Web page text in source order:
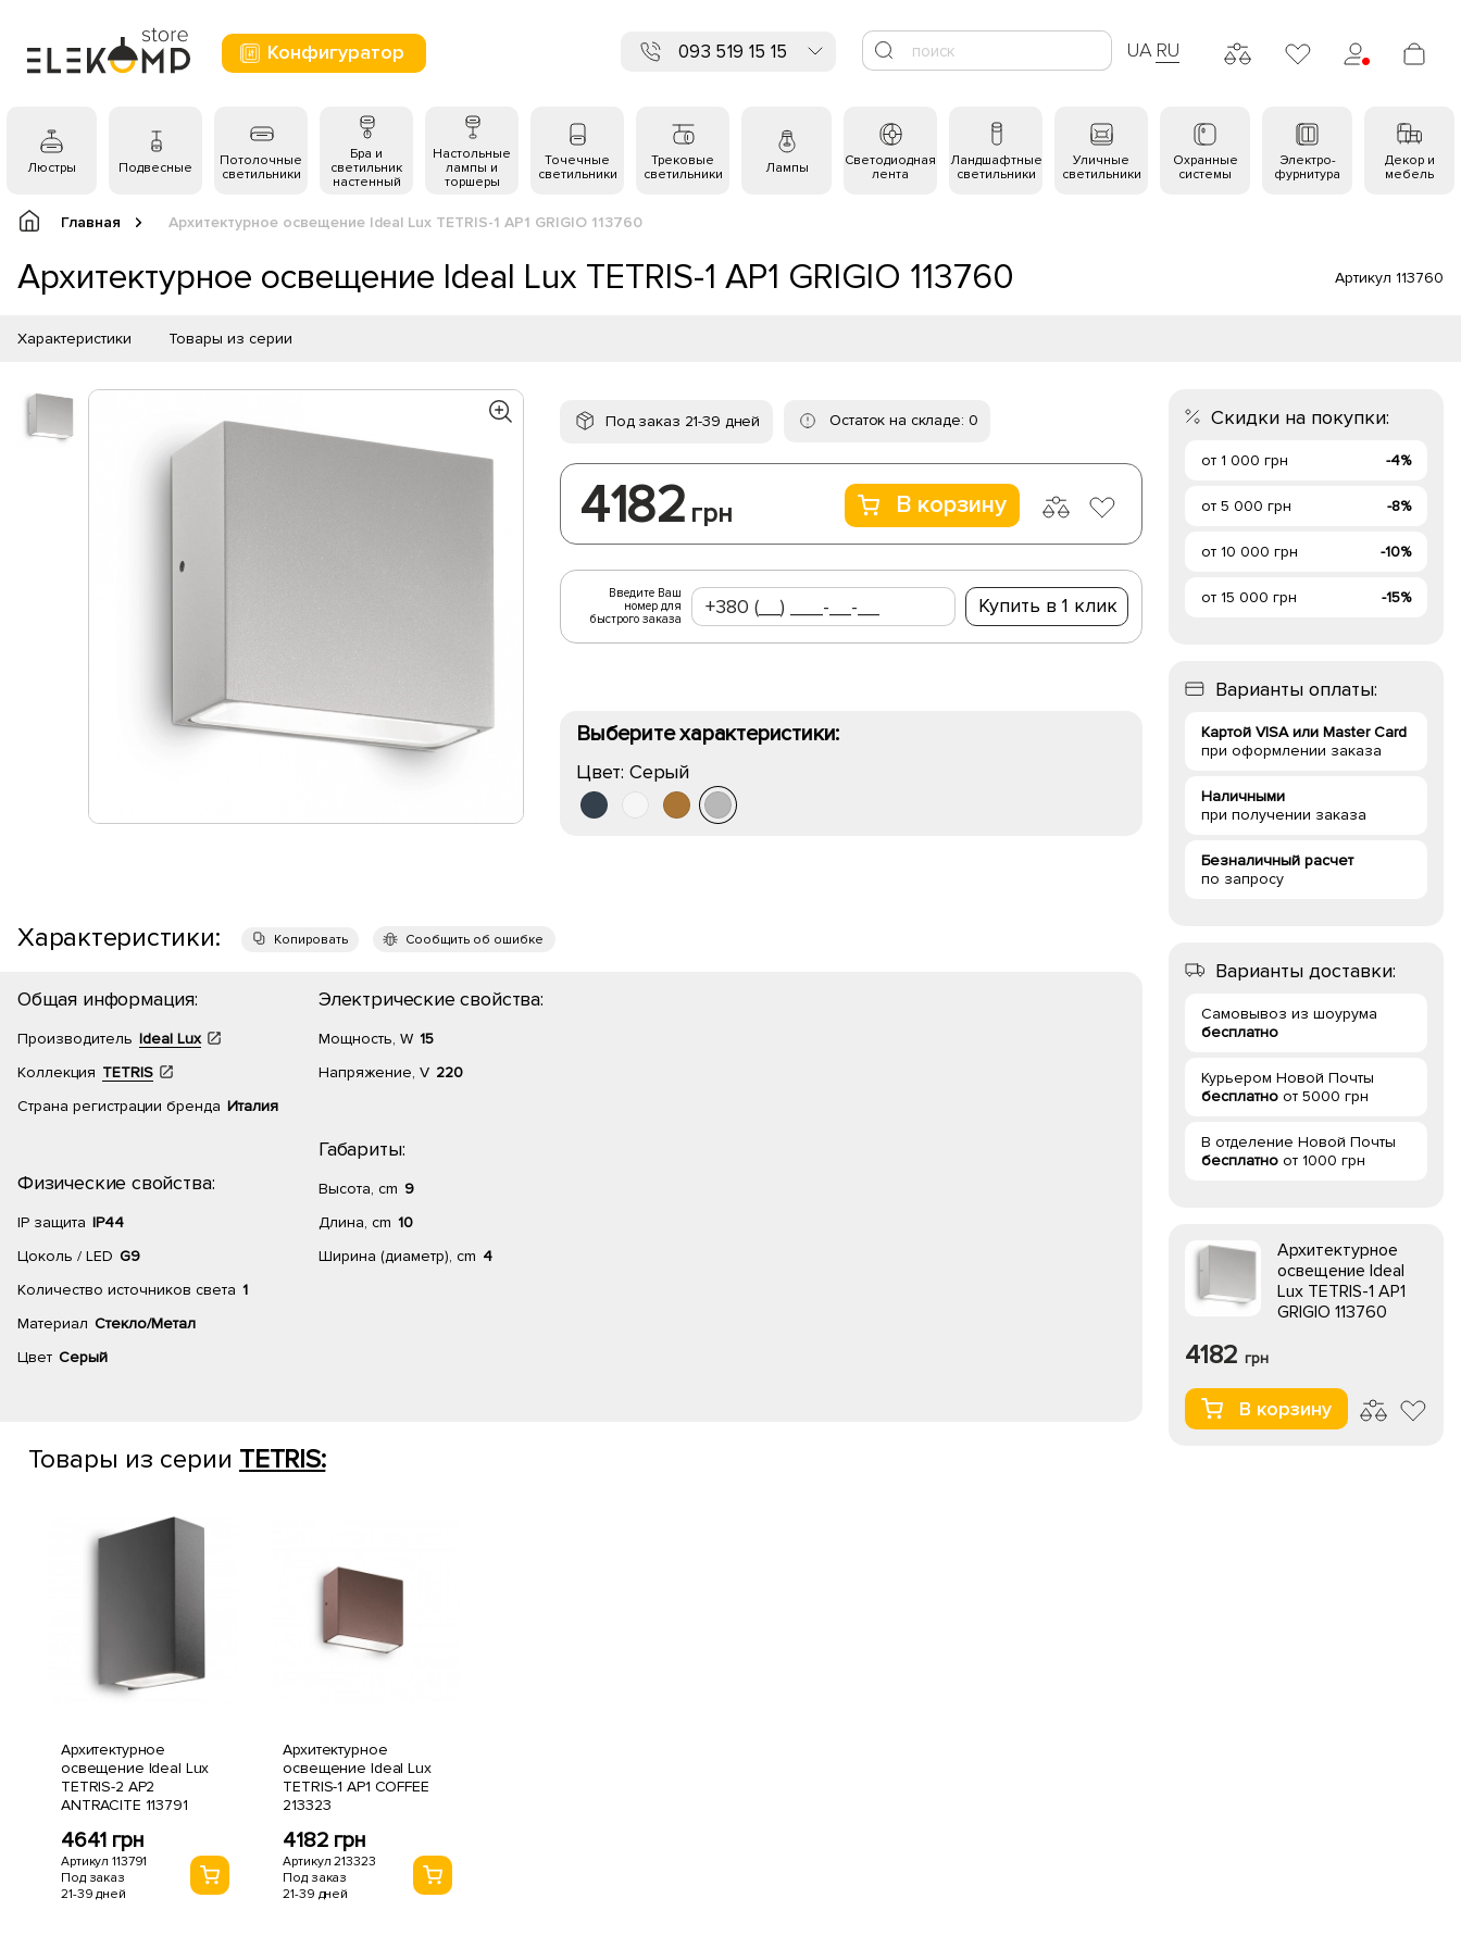
Конфигуратор 093 519 15 15 UA RU
Люстры Подвесные
Потолочные
светильники
Бра и
светильник
настенный
Настольные
лампы и
торшеры
Точечные
светильники
Трековые
светильники
Лампы
Светодиодная
лента
Ландшафтные
светильники
Уличные
светильники
Охранные
системы
Электро-
фурнитура
Декор и
мебель
Главная Архитектурное освещение Ideal Lux TETRIS-1 AP1 GRIGIO 113760
Архитектурное освещение Ideal Lux TETRIS-1 AP1 GRIGIO 113760 Артикул 113760
Характеристики Товары из серии
Под заказ 21-39 дней Остаток на складе: 0
4182 грн В корзину
Введите Ваш
номер для
быстрого заказа
Купить в 1 клик
Выберите характеристики:
Цвет: Серый
Характеристики: Копировать Сообщить об ошибке
Общая информация:
Производитель Ideal Lux
Коллекция TETRIS
Страна регистрации бренда Италия
Физические свойства:
IP защита IP44
Цоколь / LED G9
Количество источников света 1
Материал Стекло/Метал
Цвет Серый
Электрические свойства:
Мощность, W 15
Напряжение, V 220
Габариты:
Высота, cm 9
Длина, cm 10
Ширина (диаметр), cm 4
Товары из серии TETRIS:
Архитектурное
освещение Ideal Lux
TETRIS-2 AP2
ANTRACITE 113791
4641 грн
Артикул 113791
Под заказ
21-39 дней
Архитектурное
освещение Ideal Lux
TETRIS-1 AP1 COFFEE
213323
4182 грн
Артикул 213323
Под заказ
21-39 дней
Скидки на покупки:
от 1 000 грн -4%
от 5 000 грн -8%
от 10 000 грн -10%
от 15 000 грн -15%
Варианты оплаты:
Картой VISA или Master Card
при оформлении заказа
Наличными
при получении заказа
Безналичный расчет
по запросу
Варианты доставки:
Самовывоз из шоурума
бесплатно
Курьером Новой Почты
бесплатно от 5000 грн
В отделение Новой Почты
бесплатно от 1000 грн
Архитектурное
освещение Ideal
Lux TETRIS-1 AP1
GRIGIO 113760
4182 грн
В корзину